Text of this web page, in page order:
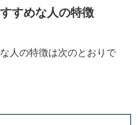
すめな人の特徴
人の特徴は次のとおりで